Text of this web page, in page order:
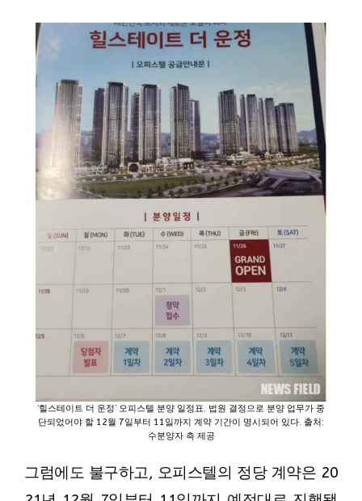
‘힐스테이트 더 운정’ 오피스텔 분양 일정표. 법원 결정으로 분양 업무가 중
단되었어야 할 12월 7일부터 11일까지 계약 기간이 명시되어 있다. 출처:
수분양자 측 제공
그럼에도 불구하고, 오피스텔의 정당 계약은 20